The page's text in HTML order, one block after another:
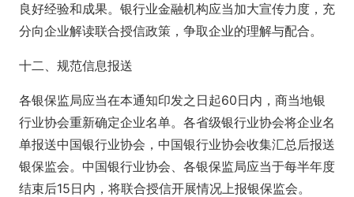
良好经验和成果。银行业金融机构应当加大宣传力度，充
分向企业解读联合授信政策，争取企业的理解与配合。
十二、规范信息报送
各银保监局应当在本通知印发之日起60日内，商当地银
行业协会重新确定企业名单。各省级银行业协会将企业名
单报送中国银行业协会，中国银行业协会收集汇总后报送
银保监会。中国银行业协会、各银保监局应当于每半年度
结束后15日内，将联合授信开展情况上报银保监会。